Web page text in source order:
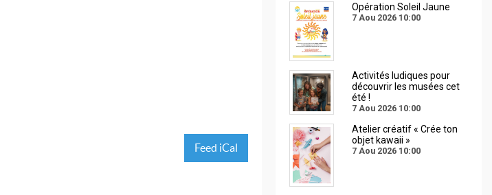
Feed iCal
Opération Soleil Jaune
7 Aou 2026 10:00
Activités ludiques pour
découvrir les musées cet
été !
7 Aou 2026 10:00
Atelier créatif « Crée ton
objet kawaii »
7 Aou 2026 10:00